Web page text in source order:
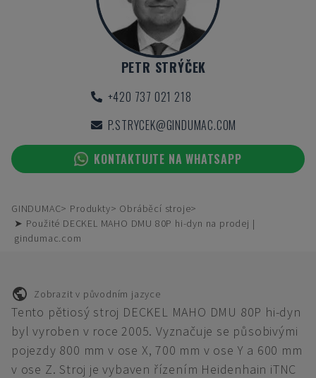
PETR STRÝČEK
+420 737 021 218
P.STRYCEK@GINDUMAC.COM
KONTAKTUJTE NA WHATSAPP
GINDUMAC Produkty
Obráběcí stroje
➤ Použité DECKEL MAHO DMU 80P hi-dyn na prodej |
gindumac.com
Zobrazit v původním jazyce
Tento pětiosý stroj DECKEL MAHO DMU 80P hi-dyn
byl vyroben v roce 2005. Vyznačuje se působivými
pojezdy 800 mm v ose X, 700 mm v ose Y a 600 mm
v ose Z. Stroj je vybaven řízením Heidenhain iTNC